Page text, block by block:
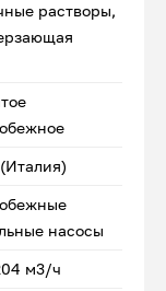
растворы,
насосы
м3/ч